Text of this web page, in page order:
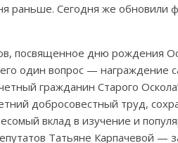
раньше. Сегодня же обновили
посвященное дню рождения
один вопрос — награждение
гражданин Старого
добросовестный труд,
вклад в изучение и
Татьяне Карпачевой —